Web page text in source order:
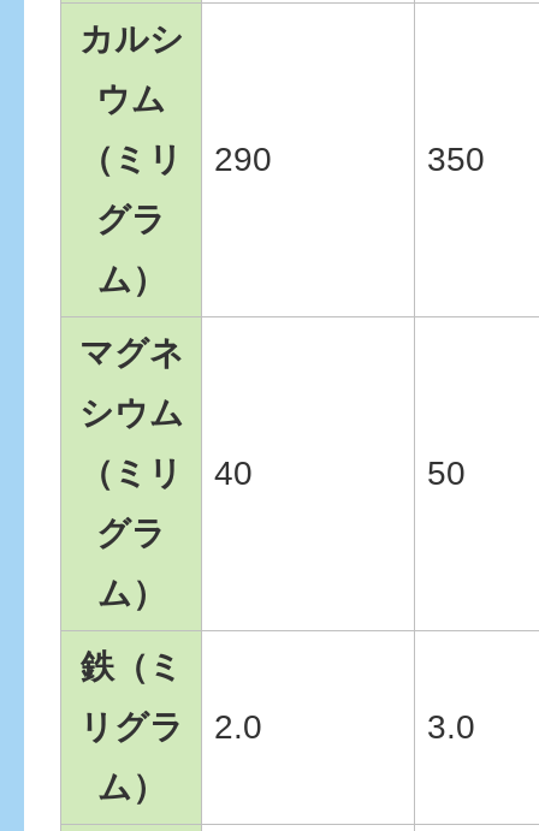
カルシ
ウム
（ミリ
グラ
ム）
290 350
マグネ
シウム
（ミリ
グラ
ム）
40 50
鉄（ミ
リグラ
ム）
2.0 3.0